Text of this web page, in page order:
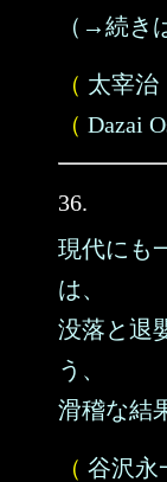
（→続き
（ 太宰治
（ Dazai
36.
現代にも
は、
没落と退
う、
滑稽な結
（ 谷沢永